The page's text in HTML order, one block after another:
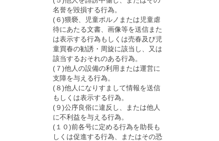
名誉を毀損する行為。
(６)猥褻、児童ポルノまたは児童虐
待にあたる文書、画像等を送信また
は表示する行為もしくは売春及び児
童買春の勧誘・周旋に該当し、又は
該当するおそれのある行為。
(７)他人の設備の利用または運営に
支障を与える行為。
(８)他人になりすまして情報を送信
もしくは表示する行為。
(９)公序良俗に違反し、または他人
に不利益を与える行為。
(１０)前各号に定める行為を助長も
しくは促進する行為、またはその恐